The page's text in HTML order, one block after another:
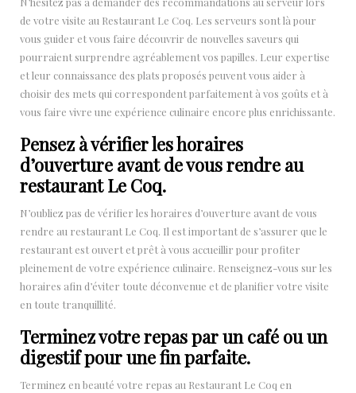
de votre visite au Restaurant Le Coq. Les serveurs sont là pour
vous guider et vous faire découvrir de nouvelles saveurs qui
pourraient surprendre agréablement vos papilles. Leur expertise
et leur connaissance des plats proposés peuvent vous aider à
choisir des mets qui correspondent parfaitement à vos goûts et à
vous faire vivre une expérience culinaire encore plus enrichissante.
Pensez à vérifier les horaires
d’ouverture avant de vous rendre au
restaurant Le Coq.
N’oubliez pas de vérifier les horaires d’ouverture avant de vous
rendre au restaurant Le Coq. Il est important de s’assurer que le
restaurant est ouvert et prêt à vous accueillir pour profiter
pleinement de votre expérience culinaire. Renseignez-vous sur les
horaires afin d’éviter toute déconvenue et de planifier votre visite
en toute tranquillité.
Terminez votre repas par un café ou un
digestif pour une fin parfaite.
Terminez en beauté votre repas au Restaurant Le Coq en